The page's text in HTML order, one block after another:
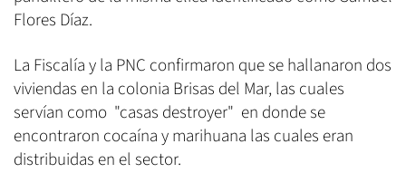
Flores Díaz.
La Fiscalía y la PNC confirmaron que se hallanaron dos
viviendas en la colonia Brisas del Mar, las cuales
servían como "casas destroyer" en donde se
encontraron cocaína y marihuana las cuales eran
distribuidas en el sector.